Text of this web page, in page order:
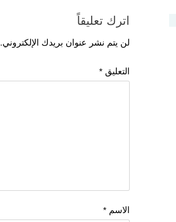
اترك تعليقاً
لن يتم نشر عنوان بريدك الإلكتروني.
التعليق *
الاسم *